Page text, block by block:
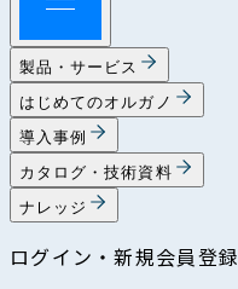
製品・サービス
はじめてのオルガノ
導入事例
カタログ・技術資料
ナレッジ
ログイン・新規会員登録